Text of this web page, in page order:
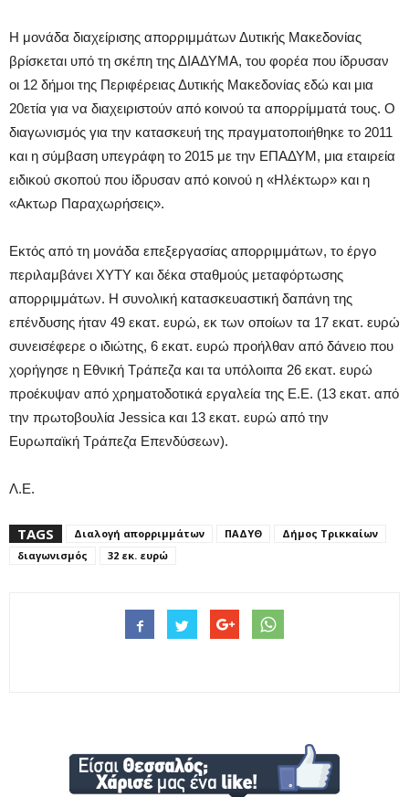
Η μονάδα διαχείρισης απορριμμάτων Δυτικής Μακεδονίας
βρίσκεται υπό τη σκέπη της ΔΙΑΔΥΜΑ, του φορέα που ίδρυσαν
οι 12 δήμοι της Περιφέρειας Δυτικής Μακεδονίας εδώ και μια
20ετία για να διαχειριστούν από κοινού τα απορρίμματά τους. Ο
διαγωνισμός για την κατασκευή της πραγματοποιήθηκε το 2011
και η σύμβαση υπεγράφη το 2015 με την ΕΠΑΔΥΜ, μια εταιρεία
ειδικού σκοπού που ίδρυσαν από κοινού η «Ηλέκτωρ» και η
«Ακτωρ Παραχωρήσεις».
Εκτός από τη μονάδα επεξεργασίας απορριμμάτων, το έργο
περιλαμβάνει ΧΥΤΥ και δέκα σταθμούς μεταφόρτωσης
απορριμμάτων. Η συνολική κατασκευαστική δαπάνη της
επένδυσης ήταν 49 εκατ. ευρώ, εκ των οποίων τα 17 εκατ. ευρώ
συνεισέφερε ο ιδιώτης, 6 εκατ. ευρώ προήλθαν από δάνειο που
χορήγησε η Εθνική Τράπεζα και τα υπόλοιπα 26 εκατ. ευρώ
προέκυψαν από χρηματοδοτικά εργαλεία της Ε.Ε. (13 εκατ. από
την πρωτοβουλία Jessica και 13 εκατ. ευρώ από την
Ευρωπαϊκή Τράπεζα Επενδύσεων).
Λ.Ε.
TAGS Διαλογή απορριμμάτων ΠΑΔΥΘ
Δήμος Τρικκαίων
διαγωνισμός
32 εκ. ευρώ